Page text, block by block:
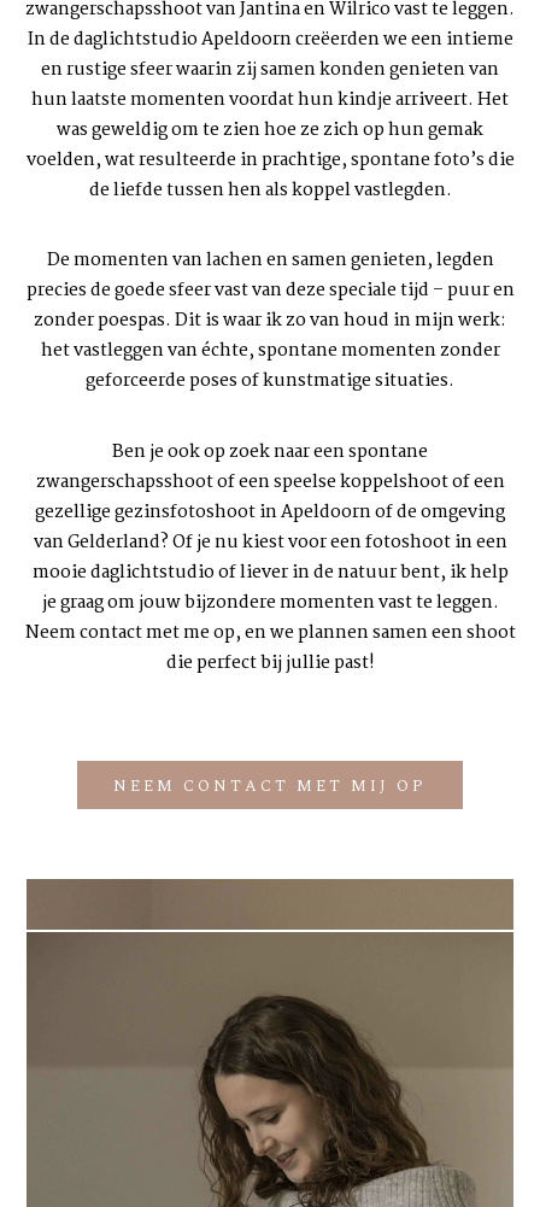
zwangerschapsshoot vanJantina en Wilricovast te leggen.
In dedaglichtstudio Apeldoorncreëerden we een intieme
en rustige sfeer waarin zij samen konden genieten van
hun laatste momenten voordat hun kindje arriveert. Het
was geweldig om te zien hoe ze zich op hun gemak
voelden, wat resulteerde in prachtige, spontane foto’s die
de liefde tussen hen als koppel vastlegden.
De momenten van lachen en samen genieten, legden
precies de goede sfeer vast van deze speciale tijd – puur en
zonder poespas. Dit is waar ik zo van houd in mijn werk:
het vastleggen van échte, spontane momenten zonder
geforceerde poses of kunstmatige situaties.
Ben je ook op zoek naar eenspontane
zwangerschapsshootof een speelse koppelshoot of een
gezelligegezinsfotoshootin Apeldoorn of de omgeving
van Gelderland? Of je nu kiest voor een fotoshoot in een
mooiedaglichtstudioof liever in de natuur bent, ik help
je graag om jouw bijzondere momenten vast te leggen.
Neem contact met me op, en we plannen samen een shoot
die perfect bij jullie past!
NEEM CONTACT MET MIJ OP